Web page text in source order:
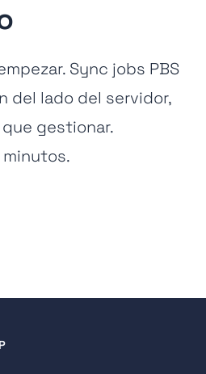
Sync jobs PBS
del lado del servidor,
gestionar.